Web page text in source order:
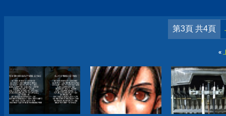
第3頁 共4頁
«